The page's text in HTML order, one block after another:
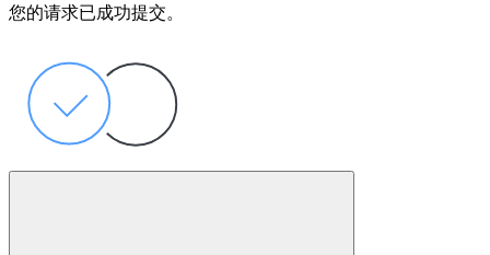
您的请求已成功提交。